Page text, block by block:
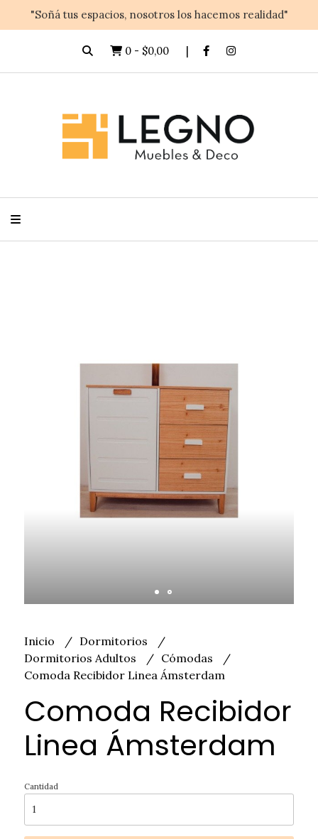
"Soñá tus espacios, nosotros los hacemos realidad"
0 - $0,00
Inicio
Dormitorios
Dormitorios Adultos
Cómodas
Comoda Recibidor Linea Ámsterdam
Comoda Recibidor
Linea Ámsterdam
Cantidad